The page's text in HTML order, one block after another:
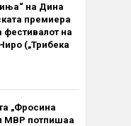
на Дина
премиера
фестивалот на
(„Трибека
„Фросина
МВР потпишаа